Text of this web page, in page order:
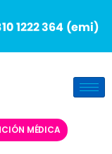
MÉDICA